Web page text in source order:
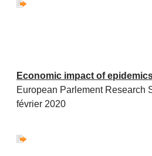
Economic impact of
European Parlement Research
février 2020